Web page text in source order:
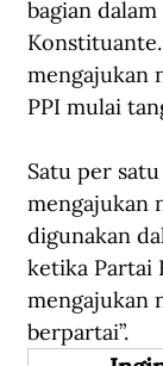
bagian
mengajukan
PPI mulai
Satu per
mengajukan
digunakan
ketika Partai
mengajukan
berpartai”.